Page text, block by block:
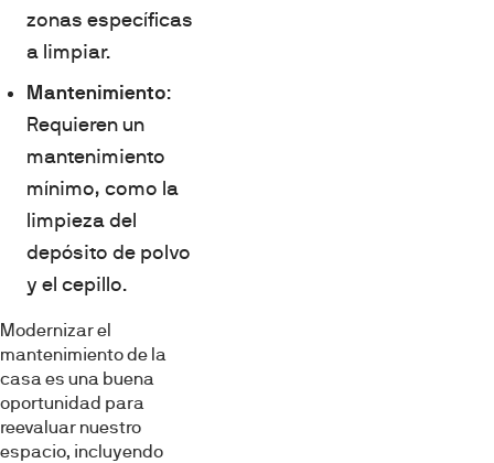
zonas específicas
a limpiar.
Mantenimiento:
Requieren un
mantenimiento
mínimo, como la
limpieza del
depósito de polvo
y el cepillo.
Modernizar el
mantenimiento de la
casa es una buena
oportunidad para
reevaluar nuestro
espacio, incluyendo